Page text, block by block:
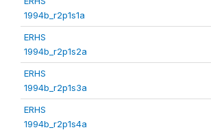
1994b_r2p1s1a
ERHS
1994b_r2p1s2a
ERHS
1994b_r2p1s3a
ERHS
1994b_r2p1s4a